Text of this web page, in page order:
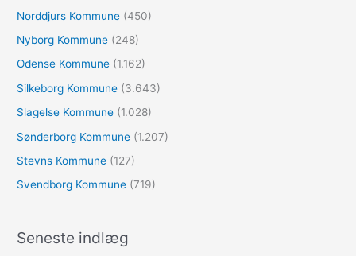
Norddjurs Kommune (450)
Nyborg Kommune (248)
Odense Kommune (1.162)
Silkeborg Kommune (3.643)
Slagelse Kommune (1.028)
Sønderborg Kommune (1.207)
Stevns Kommune (127)
Svendborg Kommune (719)
Seneste indlæg